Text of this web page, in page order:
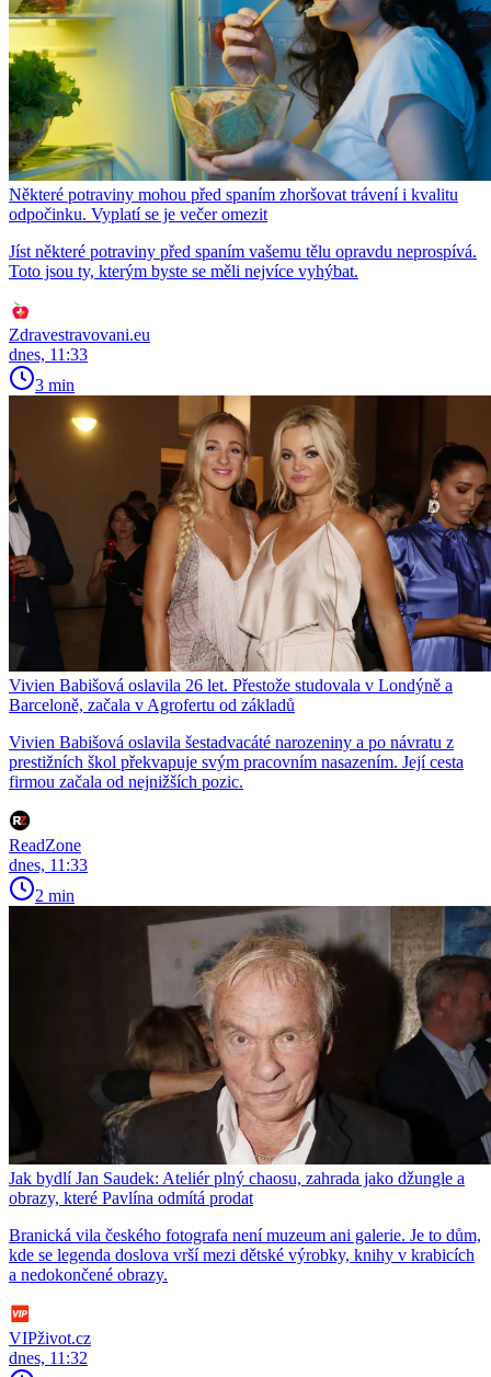
Některé potraviny mohou před spaním zhoršovat trávení i kvalitu
odpočinku. Vyplatí se je večer omezit
Jíst některé potraviny před spaním vašemu tělu opravdu neprospívá.
Toto jsou ty, kterým byste se měli nejvíce vyhýbat.
Zdravestravovani.eu
dnes, 11:33
3 min
Vivien Babišová oslavila 26 let. Přestože studovala v Londýně a
Barceloně, začala v Agrofertu od základů
Vivien Babišová oslavila šestadvacáté narozeniny a po návratu z
prestižních škol překvapuje svým pracovním nasazením. Její cesta
firmou začala od nejnižších pozic.
ReadZone
dnes, 11:33
2 min
Jak bydlí Jan Saudek: Ateliér plný chaosu, zahrada jako džungle a
obrazy, které Pavlína odmítá prodat
Branická vila českého fotografa není muzeum ani galerie. Je to dům,
kde se legenda doslova vrší mezi dětské výrobky, knihy v krabicích
a nedokončené obrazy.
VIPživot.cz
dnes, 11:32